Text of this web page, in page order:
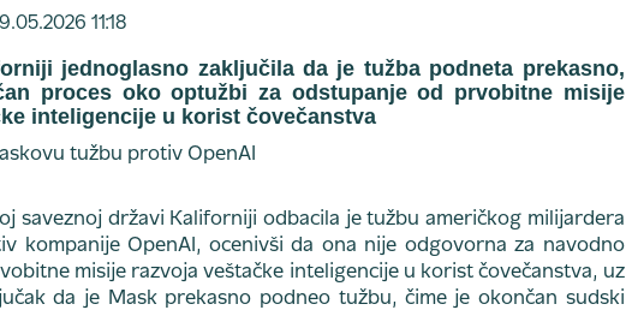
11:18
jednoglasno zaključila da je tužba podneta prekasno,
proces oko optužbi za odstupanje od prvobitne misije
inteligencije u korist čovečanstva
saveznoj državi Kaliforniji odbacila je tužbu američkog milijardera
kompanije OpenAI, ocenivši da ona nije odgovorna za navodno
misije razvoja veštačke inteligencije u korist čovečanstva, uz
da je Mask prekasno podneo tužbu, čime je okončan sudski